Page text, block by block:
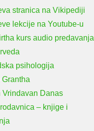
stranica na Vikipediji
lekcije na Youtube-u
kurs audio predavanja
psihologija
Vrindavan Danas
– knjige i